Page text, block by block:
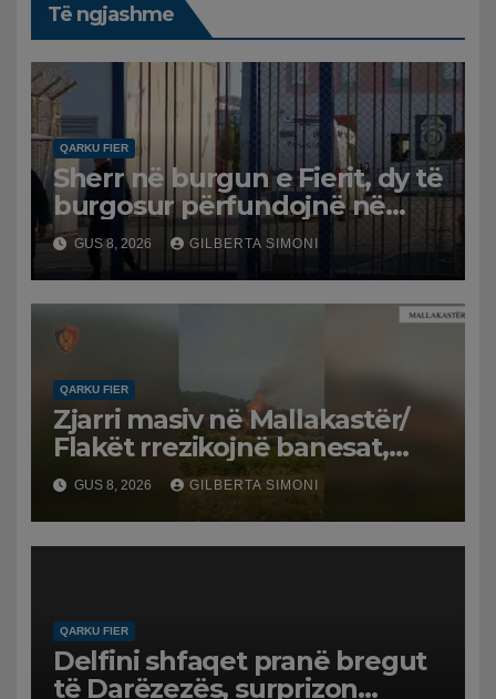
Të ngjashme
QARKU FIER
Sherr në burgun e Fierit, dy të
burgosur përfundojnë në
spital
GUS 8, 2026 GILBERTA SIMONI
QARKU FIER
Zjarri masiv në Mallakastër/
Flakët rrezikojnë banesat,
Policia evakuon disa familje
në Koilac
GUS 8, 2026 GILBERTA SIMONI
QARKU FIER
Delfini shfaqet pranë bregut
të Darëzezës, surprizon